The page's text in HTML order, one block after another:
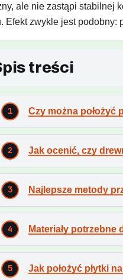
ale nie zastąpi stabilnej
Efekt zwykle jest podobny:
treści
Czy można położyć
Jak ocenić, czy
Najlepsze metody
Materiały potrzebne
Jak położyć płytki